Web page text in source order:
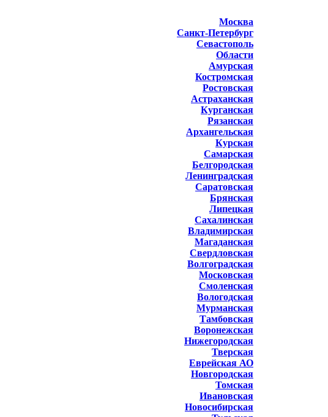
Москва
Санкт-Петербург
Севастополь
Области
Амурская
Костромская
Ростовская
Астраханская
Курганская
Рязанская
Архангельская
Курская
Самарская
Белгородская
Ленинградская
Саратовская
Брянская
Липецкая
Сахалинская
Владимирская
Магаданская
Свердловская
Волгоградская
Московская
Смоленская
Вологодская
Мурманская
Тамбовская
Воронежская
Нижегородская
Тверская
Еврейская АО
Новгородская
Томская
Ивановская
Новосибирская